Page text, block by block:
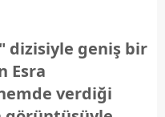
dizisiyle geniş bir
Esra
verdiği